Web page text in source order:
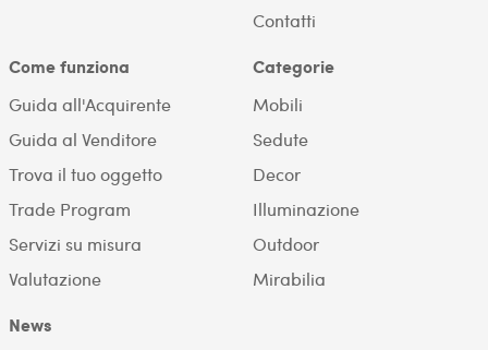
Contatti
Come funziona
Guida all'Acquirente
Guida al Venditore
Trova il tuo oggetto
Trade Program
Servizi su misura
Valutazione
Categorie
Mobili
Sedute
Decor
Illuminazione
Outdoor
Mirabilia
News